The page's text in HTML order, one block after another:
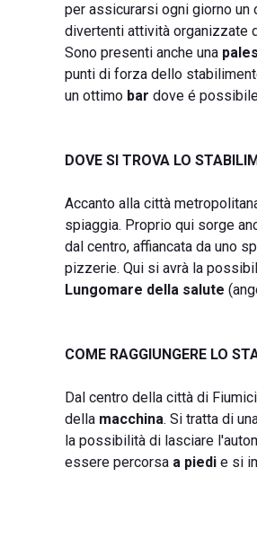
per assicurarsi ogni giorno
divertenti attività organizzate
Sono presenti anche una
punti di forza dello
un ottimo bar dove é
DOVE SI TROVA LO
Accanto alla città
spiaggia. Proprio qui sorge
dal centro, affiancata da uno
pizzerie. Qui si avrà la
Lungomare della salute
COME RAGGIUNGERE LO
Dal centro della città di
della macchina. Si tratta di
la possibilità di lasciare
essere percorsa a piedi e si